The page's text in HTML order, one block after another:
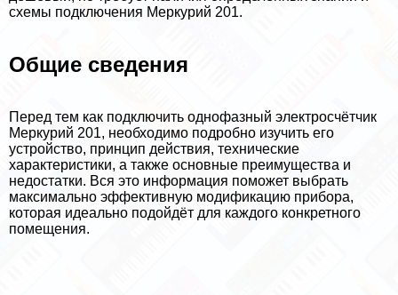
схемы подключения Меркурий 201.
Общие сведения
Перед тем как подключить однофазный электросчётчик
Меркурий 201, необходимо подробно изучить его
устройство, принцип действия, технические
хаpaктеристики, а также основные преимущества и
недостатки. Вся это информация поможет выбрать
максимально эффективную модификацию прибора,
которая идеально подойдёт для каждого конкретного
помещения.